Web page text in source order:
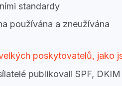
standardy
používána a zneužívána
poskytovatelů, jako
publikovali SPF,